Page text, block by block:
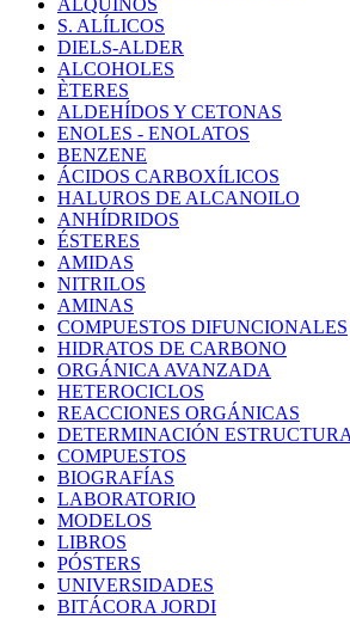
ALQUINOS
S. ALÍLICOS
DIELS-ALDER
ALCOHOLES
ÈTERES
ALDEHÍDOS Y CETONAS
ENOLES - ENOLATOS
BENZENE
ÁCIDOS CARBOXÍLICOS
HALUROS DE ALCANOILO
ANHÍDRIDOS
ÉSTERES
AMIDAS
NITRILOS
AMINAS
COMPUESTOS DIFUNCIONALES
HIDRATOS DE CARBONO
ORGÁNICA AVANZADA
HETEROCICLOS
REACCIONES ORGÁNICAS
DETERMINACIÓN
COMPUESTOS
BIOGRAFÍAS
LABORATORIO
MODELOS
LIBROS
PÓSTERS
UNIVERSIDADES
BITÁCORA JORDI